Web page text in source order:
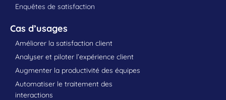
Enquêtes de satisfaction
Cas d’usages
Améliorer la satisfaction client
Analyser et piloter l’expérience client
Augmenter la productivité des équipes
Automatiser le traitement des
interactions